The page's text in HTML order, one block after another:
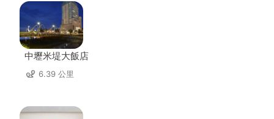
中壢米堤大飯店
6.39 公里